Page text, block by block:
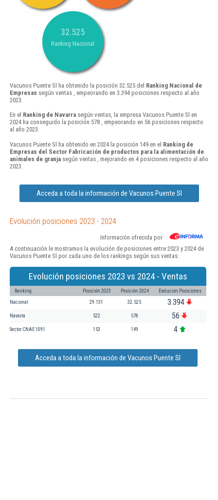
32.525
Ranking Nacional
Vacunos Puente Sl ha obtenido la posición 32.525 del Ranking Nacional de
Empresas según ventas , empeorando en 3.394 posiciones respecto al año
2023.
En el Ranking de Navarra según ventas, la empresa Vacunos Puente Sl en
2024 ha conseguido la posición 578 , empeorando en 56 posiciones respecto
al año 2023.
Vacunos Puente Sl ha obtenido en 2024 la posición 149 en el Ranking de
Empresas del Sector Fabricación de productos para la alimentación de
animales de granja según ventas , mejorando en 4 posiciones respecto al año
2023.
Acceda a toda la información de Vacunos Puente Sl
Evolución posiciones 2023 - 2024
Información ofrecida por
A continuación le mostramos la evolución de posiciones entre 2023 y 2024 de
Vacunos Puente Sl por cada uno de los rankings según sus ventas:
Evolución posiciones 2023 vs 2024 - Ventas
Ranking Posición 2023 Posición 2024 Evolución Posiciones
Nacional 29.131 32.525 3.394
Navarra 522 578 56
Sector CNAE 1091 153 149 4
Acceda a toda la información de Vacunos Puente Sl